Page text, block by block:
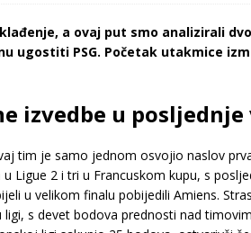
a ovaj put smo analizirali
ugostiti PSG. Početak utakmice
izvedbe u
tim je samo jednom osvojio naslov
Ligue 2 i tri u Francuskom kupu, s
u velikom finalu pobijedili Amiens.
s devet bodova prednosti nad